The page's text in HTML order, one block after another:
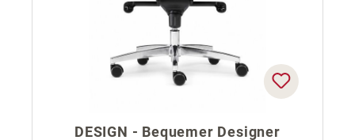
DESIGN - Bequemer Designer